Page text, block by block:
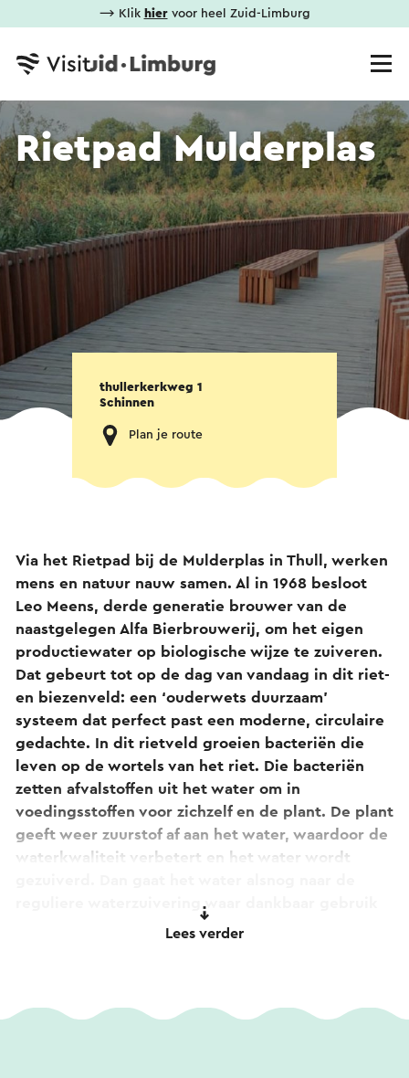
⟶ Klik hiervoor heel Zuid-Limburg
Rietpad Mulderplas
thullerkerkweg 1
Schinnen
Plan je route
Via het Rietpad bij de Mulderplas in Thull, werken
mens en natuur nauw samen. Al in 1968 besloot
Leo Meens, derde generatie brouwer van de
naastgelegen Alfa Bierbrouwerij, om het eigen
productiewater op biologische wijze te zuiveren.
Dat gebeurt tot op de dag van vandaag in dit riet-
en biezenveld: een ‘ouderwets duurzaam’
systeem dat perfect past een moderne, circulaire
gedachte. In dit rietveld groeien bacteriën die
leven op de wortels van het riet. Die bacteriën
zetten afvalstoffen uit het water om in
voedingsstoffen voor zichzelf en de plant. De plant
geeft weer zuurstof af aan het water, waardoor de
waterkwaliteit verbetert en het water wordt
reguliere waterzuivering waar dankbaar gebruik
wordt gemaakt van de goede bacteriën in dit
Lees verder